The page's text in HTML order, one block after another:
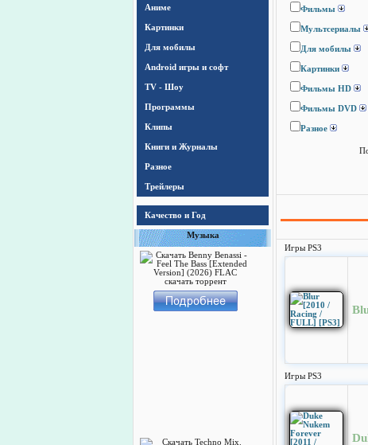
Аниме
Картинки
Для мобилы
Android игры и софт
TV - Шоу
Программы
Клипы
Книги и Журналы
Разное
Трейлеры
Качество и Год
Музыка
Фильмы
Мультсериалы
Для мобилы
Картинки
Фильмы HD
Фильмы DVD
Разное
Игры PS3
Игры PS3